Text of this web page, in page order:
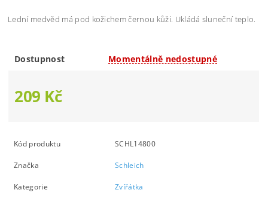
Lední medvěd má pod kožichem černou kůži. Ukládá sluneční teplo.
Dostupnost Momentálně nedostupné
209 Kč
Kód produktu SCHL14800
Značka Schleich
Kategorie Zvířátka